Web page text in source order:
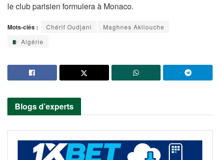
le club parisien formulera à Monaco.
Mots-clés : Chérif Oudjani
Maghnes Akliouche
Algérie
Blogs d’experts